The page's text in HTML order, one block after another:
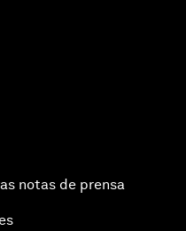
notas de prensa